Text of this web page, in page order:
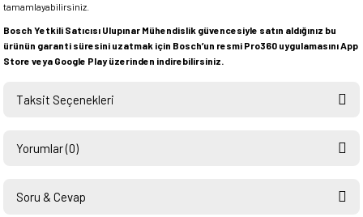
tamamlayabilirsiniz.
Bosch Yetkili Satıcısı Ulupınar Mühendislik güvencesiyle satın aldığınız bu
ürünün garanti süresini uzatmak için Bosch’un resmi Pro360 uygulamasını App
Store veya Google Play üzerinden indirebilirsiniz.
Taksit Seçenekleri
Yorumlar (0)
Soru & Cevap